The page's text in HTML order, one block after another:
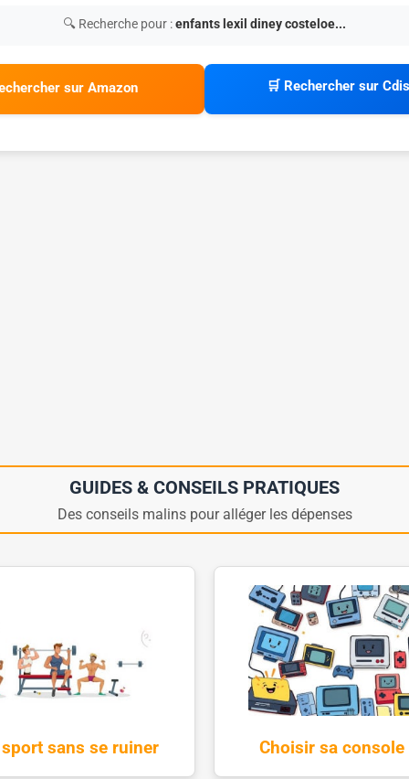
🔍 Recherche pour :enfants lexil diney costeloe...
sur Amazon 🛒 Rechercher sur
GUIDES & CONSEILS PRATIQUES
Des conseils malins pour alléger les dépenses
sans se ruiner Choisir sa console